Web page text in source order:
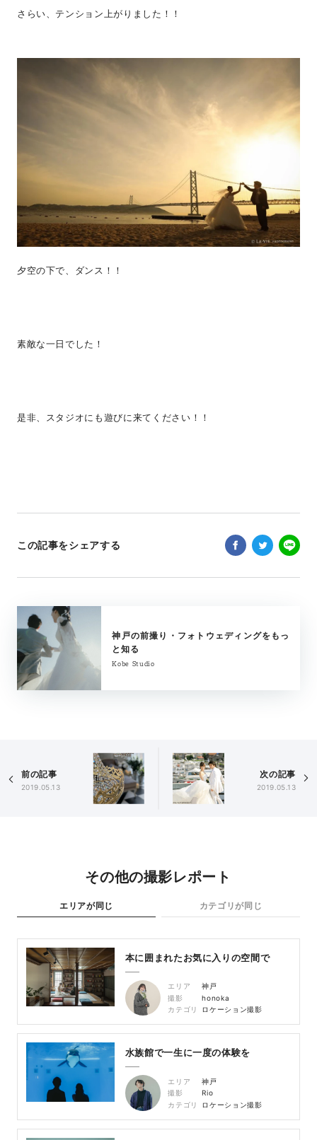
さらい、テンション上がりました！！
夕空の下で、ダンス！！
素敵な一日でした！
是非、スタジオにも遊びに来てください！！
この記事をシェアする
神戸の前撮り・フォトウェディングをもっ
と知る
Kobe Studio
前の記事
2019.05.13
次の記事
2019.05.13
その他の撮影レポート
エリアが同じ カテゴリが同じ
本に囲まれたお気に入りの空間で
エリア
神戸
撮影
honoka
カテゴリ
ロケーション撮影
水族館で一生に一度の体験を
エリア
神戸
撮影
Rio
カテゴリ
ロケーション撮影